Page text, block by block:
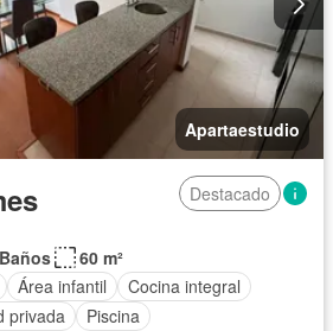
Apartaestudio
Destacado
60 m²
Área infantil
Cocina integral
privada Piscina